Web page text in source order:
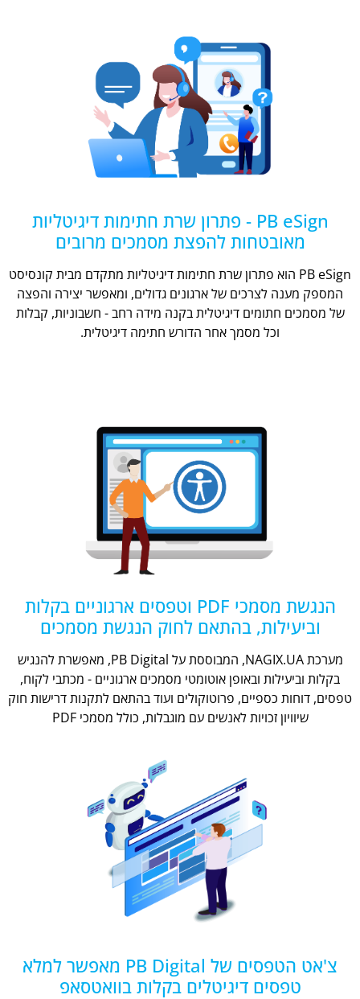
PB eSign - פתרון שרת חתימות דיגיטליות
מאובטחות להפצת מסמכים מרובים
PB eSign הוא פתרון שרת חתימות דיגיטליות מתקדם מבית קונסיסט
המספק מענה לצרכים של ארגונים גדולים, ומאפשר יצירה והפצה
של מסמכים חתומים דיגיטלית בקנה מידה רחב - חשבוניות, קבלות
וכל מסמך אחר הדורש חתימה דיגיטלית.
הנגשת מסמכי PDF וטפסים ארגוניים בקלות
וביעילות, בהתאם לחוק הנגשת מסמכים
מערכת NAGIX.UA, המבוססת על PB Digital, מאפשרת להנגיש
בקלות וביעילות ובאופן אוטומטי מסמכים ארגוניים - מכתבי לקוח,
טפסים, דוחות כספיים, פרוטוקולים ועוד בהתאם לתקנות דרישות חוק
שיוויון זכויות לאנשים עם מוגבלות, כולל מסמכי PDF
צ'אט הטפסים של PB Digital מאפשר למלא
טפסים דיגיטלים בקלות בוואטסאפ